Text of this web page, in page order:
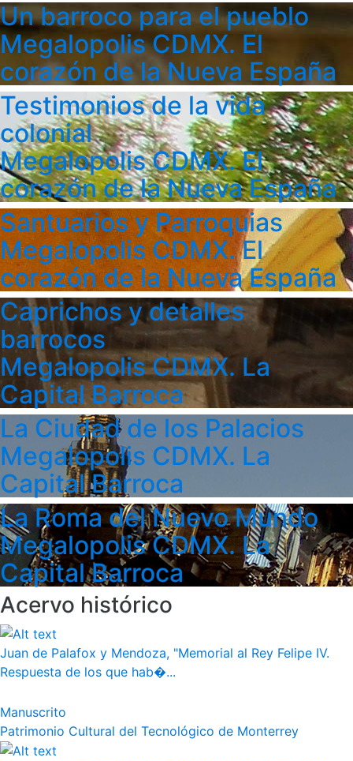
Un barroco para el pueblo
Megalopolis CDMX. El
corazón de la Nueva España
Testimonios de la vida
colonial
Megalopolis CDMX. El
corazón de la Nueva España
Santuarios y Parroquias
Megalopolis CDMX. El
corazón de la Nueva España
Caprichos y detalles
barrocos
Megalopolis CDMX. La
Capital Barroca
La Ciudad de los Palacios
Megalopolis CDMX. La
Capital Barroca
La Roma del Nuevo Mundo
Megalopolis CDMX. La
Capital Barroca
Acervo histórico
Juan de Palafox y Mendoza, "Memorial al Rey Felipe IV.
Respuesta de los que hab�...
Manuscrito
Patrimonio Cultural del Tecnológico de Monterrey